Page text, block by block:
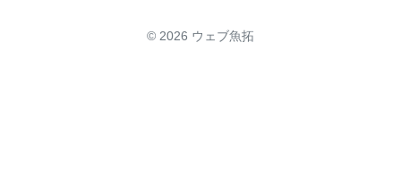
© 2026 ウェブ魚拓